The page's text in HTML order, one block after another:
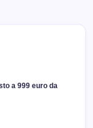
a 999 euro da